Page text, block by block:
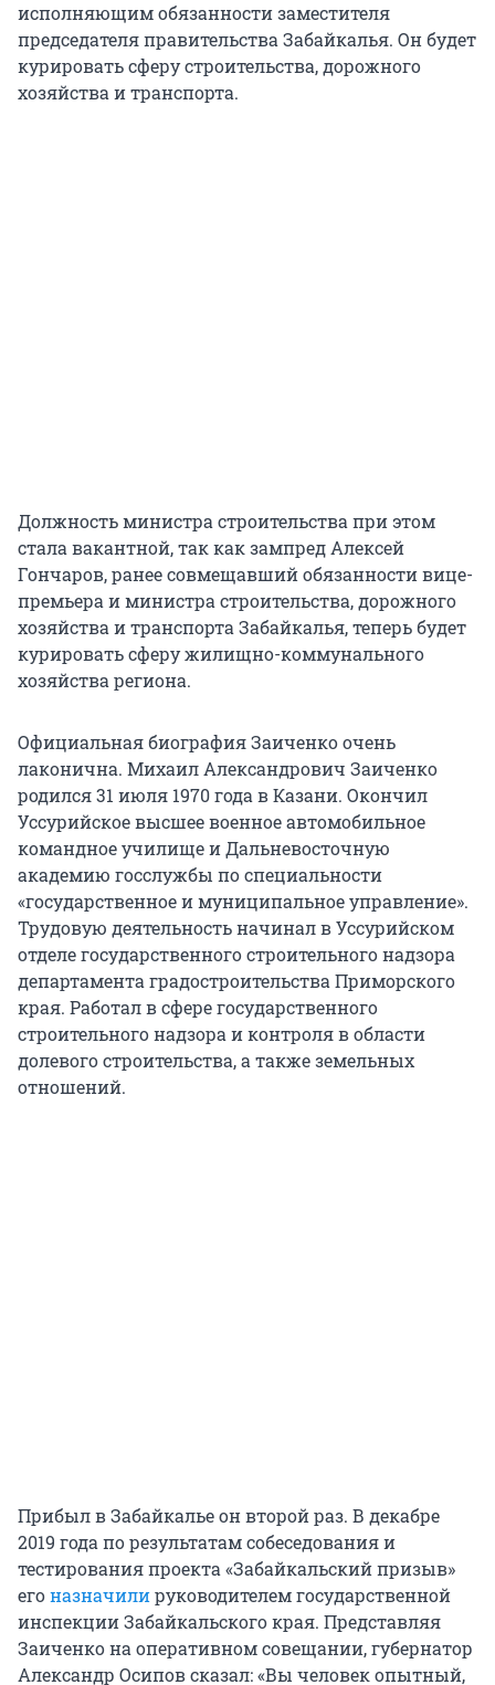
исполняющим обязанности заместителя
председателя правительства Забайкалья. Он будет
курировать сферу строительства, дорожного
хозяйства и транспорта.
Должность министра строительства при этом
стала вакантной, так как зампред Алексей
Гончаров, ранее совмещавший обязанности вице-
премьера и министра строительства, дорожного
хозяйства и транспорта Забайкалья, теперь будет
курировать сферу жилищно-коммунального
хозяйства региона.
Официальная биография Заиченко очень
лаконична. Михаил Александрович Заиченко
родился 31 июля 1970 года в Казани. Окончил
Уссурийское высшее военное автомобильное
командное училище и Дальневосточную
академию госслужбы по специальности
«государственное и муниципальное управление».
Трудовую деятельность начинал в Уссурийском
отделе государственного строительного надзора
департамента градостроительства Приморского
края. Работал в сфере государственного
строительного надзора и контроля в области
долевого строительства, а также земельных
отношений.
Прибыл в Забайкалье он второй раз. В декабре
2019 года по результатам собеседования и
тестирования проекта «Забайкальский призыв»
егоназначилируководителем государственной
инспекции Забайкальского края. Представляя
Заиченко на оперативном совещании, губернатор
Александр Осипов сказал: «Вы человек опытный,